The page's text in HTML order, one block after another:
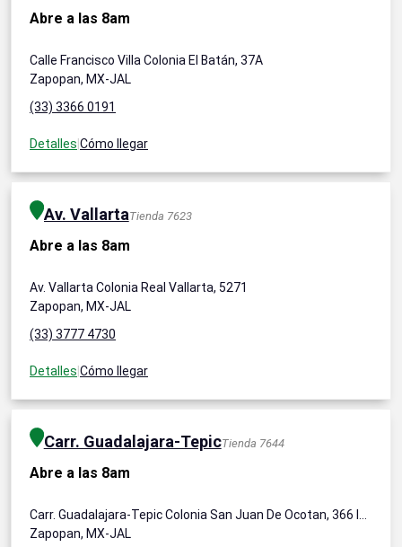
Abre a las 8am
Calle Francisco Villa Colonia El Batán, 37A
Zapopan, MX-JAL
(33) 3366 0191
Detalles Cómo llegar
Av. VallartaTienda 7623
Abre a las 8am
Av. Vallarta Colonia Real Vallarta, 5271
Zapopan, MX-JAL
(33) 3777 4730
Detalles Cómo llegar
Carr. Guadalajara-TepicTienda 7644
Abre a las 8am
Zapopan, MX-JAL